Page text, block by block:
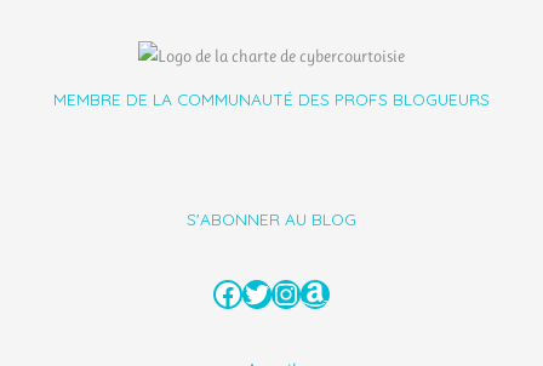
MEMBRE DE LA COMMUNAUTÉ DES PROFS BLOGUEURS
S'ABONNER AU BLOG
Facebook
Twitter
Instagram
Amazon